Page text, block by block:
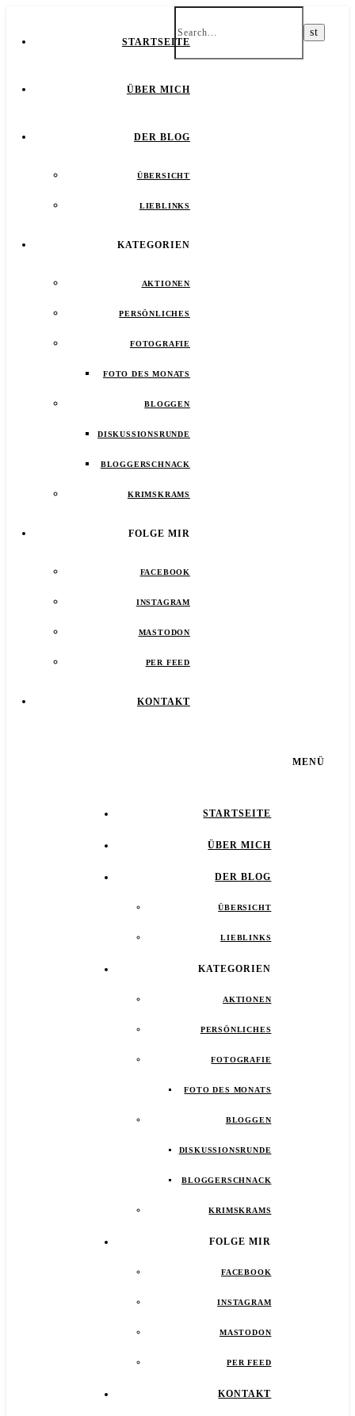
STARTSEITE
ÜBER MICH
DER BLOG
ÜBERSICHT
LIEBLINKS
KATEGORIEN
AKTIONEN
PERSÖNLICHES
FOTOGRAFIE
FOTO DES MONATS
BLOGGEN
DISKUSSIONSRUNDE
BLOGGERSCHNACK
KRIMSKRAMS
FOLGE MIR
FACEBOOK
INSTAGRAM
MASTODON
PER FEED
KONTAKT
MENÜ
STARTSEITE
ÜBER MICH
DER BLOG
ÜBERSICHT
LIEBLINKS
KATEGORIEN
AKTIONEN
PERSÖNLICHES
FOTOGRAFIE
FOTO DES MONATS
BLOGGEN
DISKUSSIONSRUNDE
BLOGGERSCHNACK
KRIMSKRAMS
FOLGE MIR
FACEBOOK
INSTAGRAM
MASTODON
PER FEED
KONTAKT